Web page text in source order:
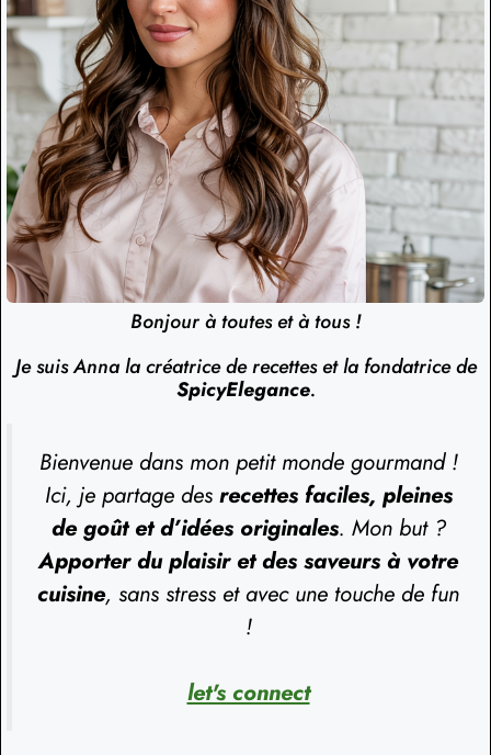
Bonjour à toutes et à tous !
Je suis Anna la créatrice de recettes et la fondatrice de
SpicyElegance.
Bienvenue dans mon petit monde gourmand !
Ici, je partage des recettes faciles, pleines
de goût et d’idées originales. Mon but ?
Apporter du plaisir et des saveurs à votre
cuisine, sans stress et avec une touche de fun
!
let's connect